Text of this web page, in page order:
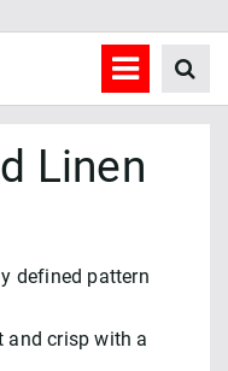
Linen
defined pattern
and crisp with a